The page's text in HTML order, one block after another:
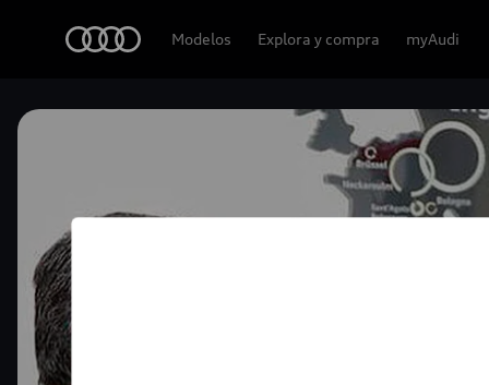
Modelos Explora y compra myAudi